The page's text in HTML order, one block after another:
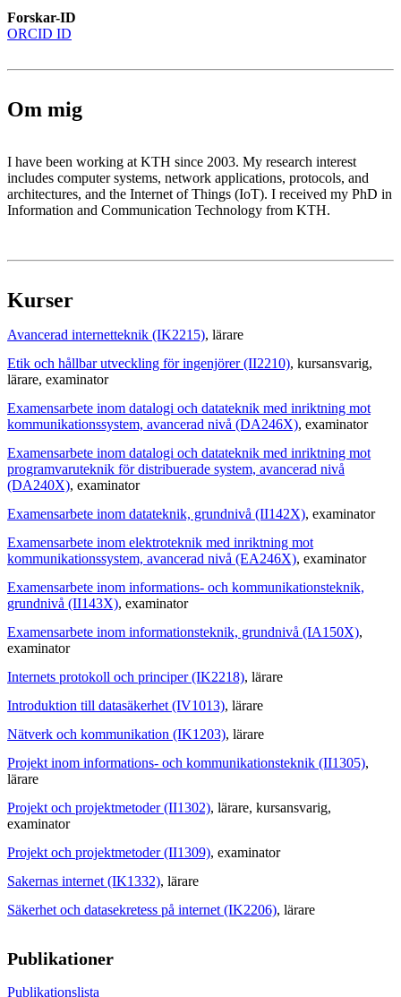
Forskar-ID
ORCID ID
Om mig
I have been working at KTH since 2003. My research interest
includes computer systems, network applications, protocols, and
architectures, and the Internet of Things (IoT). I received my PhD in
Information and Communication Technology from KTH.
Kurser
Avancerad internetteknik (IK2215), lärare
Etik och hållbar utveckling för ingenjörer (II2210), kursansvarig,
lärare, examinator
Examensarbete inom datalogi och datateknik med inriktning mot
kommunikationssystem, avancerad nivå (DA246X), examinator
Examensarbete inom datalogi och datateknik med inriktning mot
programvaruteknik för distribuerade system, avancerad nivå
(DA240X), examinator
Examensarbete inom datateknik, grundnivå (II142X), examinator
Examensarbete inom elektroteknik med inriktning mot
kommunikationssystem, avancerad nivå (EA246X), examinator
Examensarbete inom informations- och kommunikationsteknik,
grundnivå (II143X), examinator
Examensarbete inom informationsteknik, grundnivå (IA150X),
examinator
Internets protokoll och principer (IK2218), lärare
Introduktion till datasäkerhet (IV1013), lärare
Nätverk och kommunikation (IK1203), lärare
Projekt inom informations- och kommunikationsteknik (II1305),
lärare
Projekt och projektmetoder (II1302), lärare, kursansvarig,
examinator
Projekt och projektmetoder (II1309), examinator
Sakernas internet (IK1332), lärare
Säkerhet och datasekretess på internet (IK2206), lärare
Publikationer
Publikationslista